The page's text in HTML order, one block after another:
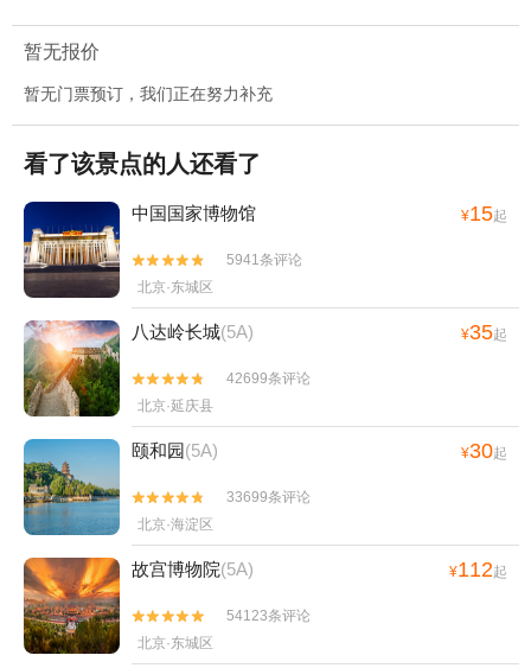
暂无报价
暂无门票预订，我们正在努力补充
看了该景点的人还看了
中国国家博物馆 ¥15起


5941条评论
北京·东城区
八达岭长城(5A) ¥35起


42699条评论
北京·延庆县
颐和园(5A) ¥30起


33699条评论
北京·海淀区
故宫博物院(5A) ¥112起


54123条评论
北京·东城区